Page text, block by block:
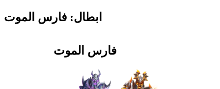
ابطال: فارس الموت
فارس الموت